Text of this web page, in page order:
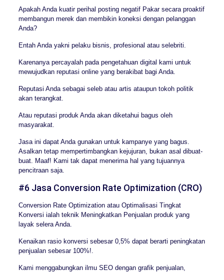
Apakah Anda kuatir perihal posting negatif Pakar secara proaktif
membangun merek dan membikin koneksi dengan pelanggan
Anda?
Entah Anda yakni pelaku bisnis, profesional atau selebriti.
Karenanya percayalah pada pengetahuan digital kami untuk
mewujudkan reputasi online yang berakibat bagi Anda.
Reputasi Anda sebagai seleb atau artis ataupun tokoh politik
akan terangkat.
Atau reputasi produk Anda akan diketahui bagus oleh
masyarakat.
Jasa ini dapat Anda gunakan untuk kampanye yang bagus.
Asalkan tetap mempertimbangkan kejujuran, bukan asal dibuat-
buat. Maaf! Kami tak dapat menerima hal yang tujuannya
pencitraan saja.
#6 Jasa Conversion Rate Optimization (CRO)
Conversion Rate Optimization atau Optimalisasi Tingkat
Konversi ialah teknik Meningkatkan Penjualan produk yang
layak selera Anda.
Kenaikan rasio konversi sebesar 0,5% dapat berarti peningkatan
penjualan sebesar 100%!.
Kami menggabungkan ilmu SEO dengan grafik penjualan,